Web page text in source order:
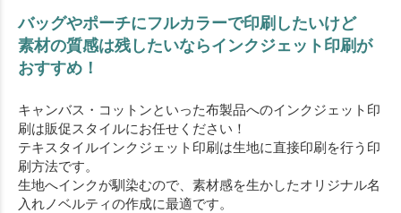
バッグやポーチにフルカラーで印刷したいけど
素材の質感は残したいならインクジェット印刷が
おすすめ！
キャンバス・コットンといった布製品へのインクジェット印
刷は販促スタイルにお任せください！
テキスタイルインクジェット印刷は生地に直接印刷を行う印
刷方法です。
生地へインクが馴染むので、素材感を生かしたオリジナル名
入れノベルティの作成に最適です。